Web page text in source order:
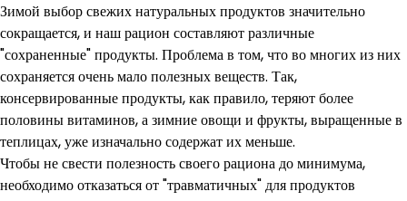
Зимой выбор свежих натуральных продуктов значительно
сокращается, и наш рацион составляют различные
"сохраненные" продукты. Проблема в том, что во многих из них
сохраняется очень мало полезных веществ. Так,
консервированные продукты, как правило, теряют более
половины витаминов, а зимние овощи и фрукты, выращенные в
теплицах, уже изначально содержат их меньше.
Чтобы не свести полезность своего рациона до минимума,
необходимо отказаться от "травматичных" для продуктов